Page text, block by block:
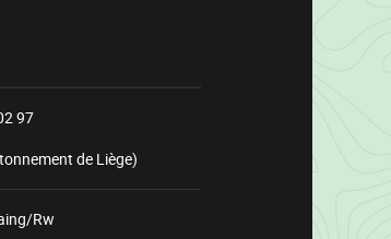
97
de Liège)
Rw